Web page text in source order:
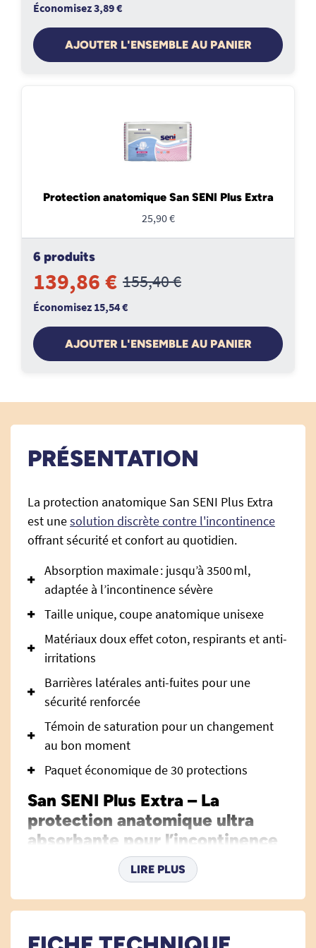
Économisez 3,89 €
AJOUTER L'ENSEMBLE AU PANIER
Protection anatomique San SENI Plus Extra
25,90 €
6 produits
139,86 € 155,40 €
Économisez 15,54 €
AJOUTER L'ENSEMBLE AU PANIER
PRÉSENTATION
La protection anatomique San SENI Plus Extra
est unesolution discrète contre l'incontinence
offrant sécurité et confort au quotidien.
Absorption maximale : jusqu’à 3500 ml,
adaptée à l’incontinence sévère
Taille unique, coupe anatomique unisexe
Matériaux doux effet coton, respirants et anti-
irritations
Barrières latérales anti-fuites pour une
sécurité renforcée
Témoin de saturation pour un changement
au bon moment
Paquet économique de 30 protections
San SENI Plus Extra – La
protection anatomique ultra
absorbante pour l’incontinence
protection anatomique San SENI Plus Extra
est conçue pour offrir un niveau de sécurité et de
d’incontinence sévère, qu’elle soit urinaire ou
LIRE PLUS